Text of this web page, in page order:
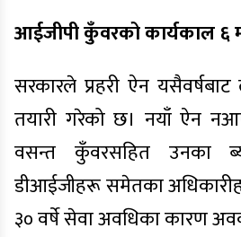
आईजीपी कुँवरको कार्यकाल ६
सरकारले प्रहरी ऐन
तयारी गरेको छ। नयाँ ऐन नआए
वसन्त कुँवरसहित उनका
डीआईजीहरू समेतका
३० वर्षे सेवा अवधिका कारण